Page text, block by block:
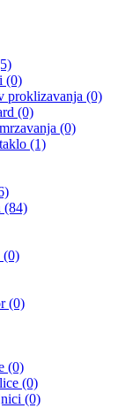
(0)
proklizavanja (0)
(0)
(0)
(1)
(84)
(0)
(0)
(0)
(0)
(0)